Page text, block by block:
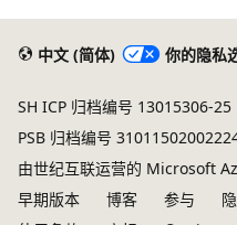
式
中文 (简体) 你的隐私
SH ICP 归档编号 13015306-25
PSB 归档编号
由世纪互联运营的 Microsoft
早期版本
博客 参与